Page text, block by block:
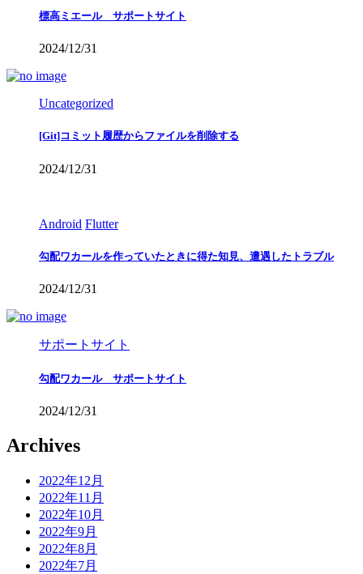
標高ミエール サポートサイト
2024/12/31
Uncategorized
[Git]コミット履歴からファイルを削除する
2024/12/31
Android Flutter
勾配ワカールを作っていたときに得た知見、遭遇したトラブル
2024/12/31
サポートサイト
勾配ワカール サポートサイト
2024/12/31
Archives
2022年12月
2022年11月
2022年10月
2022年9月
2022年8月
2022年7月